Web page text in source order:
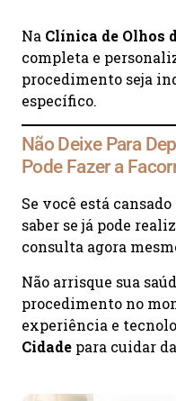
Na Clínica de Olhos
completa e
procedimento seja
específico.
Não Deixe Para
Pode Fazer a
Se você está
saber se já pode
consulta agora
Não arrisque sua
procedimento no
experiência e
Cidade para cuidar